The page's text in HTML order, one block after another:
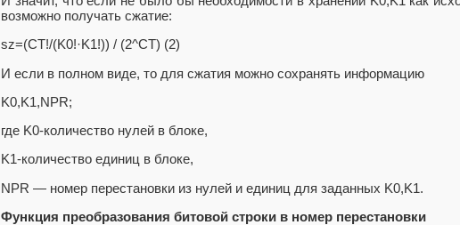
возможно получать сжатие:
sz=(CT!/(K0!·K1!)) / (2^CT) (2)
И если в полном виде, то для сжатия можно сохранять информацию
K0,K1,NPR;
где K0-количество нулей в блоке,
K1-количество единиц в блоке,
NPR — номер перестановки из нулей и единиц для заданных K0,K1.
Функция преобразования битовой строки в номер перестановки